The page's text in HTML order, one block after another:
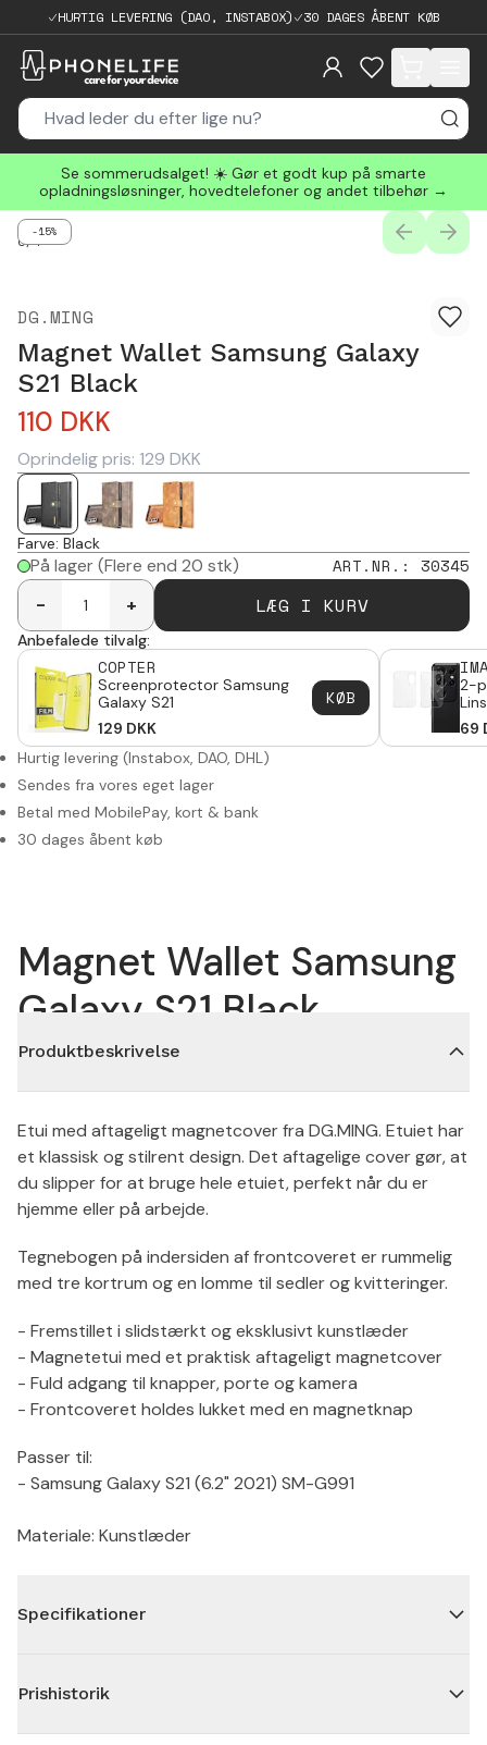
HURTIG LEVERING (DAO, INSTABOX) 30 DAGES ÅBENT KØB
items in cart,
Se sommerudsalget! ☀️ Gør et godt kup på smarte
opladningsløsninger, hovedtelefoner og andet tilbehør →
-15%
0/4
DG.MING
Magnet Wallet Samsung Galaxy
S21 Black
110 DKK
Oprindelig pris: 129 DKK
Farve: Black
På lager(Flere end 20 stk) ART.NR. : 30345
-
+ LÆG I KURV
Anbefalede tilvalg:
COPTER
Screenprotector Samsung
Galaxy S21
129 DKK
KØB
2-
69
Hurtig levering (Instabox, DAO, DHL)
Sendes fra vores eget lager
Betal med MobilePay, kort & bank
30 dages åbent køb
Magnet Wallet Samsung
Galaxy S21 Black
Produktbeskrivelse
Etui med aftageligt magnetcover fra DG.MING. Etuiet har
et klassisk og stilrent design. Det aftagelige cover gør, at
du slipper for at bruge hele etuiet, perfekt når du er
hjemme eller på arbejde.
Tegnebogen på indersiden af frontcoveret er rummelig
med tre kortrum og en lomme til sedler og kvitteringer.
- Fremstillet i slidstærkt og eksklusivt kunstlæder
- Magnetetui med et praktisk aftageligt magnetcover
- Fuld adgang til knapper, porte og kamera
- Frontcoveret holdes lukket med en magnetknap
Passer til:
- Samsung Galaxy S21 (6.2" 2021) SM-G991
Materiale: Kunstlæder
Specifikationer
Prishistorik